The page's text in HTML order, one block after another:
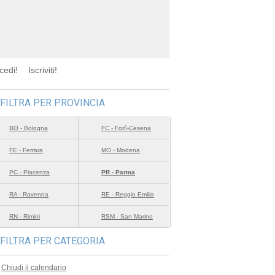
Iscriviti!
FILTRA PER PROVINCIA
BO - Bologna FC - Forlì-Cesena
FE - Ferrara MO - Modena
PC - Piacenza PR - Parma
RA - Ravenna RE - Reggio Emilia
RN - Rimini RSM - San Marino
FILTRA PER CATEGORIA
Chiudi il calendario